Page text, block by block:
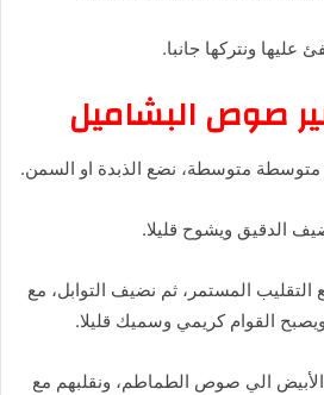
صوص البشاميل
المستمر، ثم نضيف التوابل، مع
القوام كريمي وسميك قليلا.
الي صوص الطماطم، ونقلبهم مع